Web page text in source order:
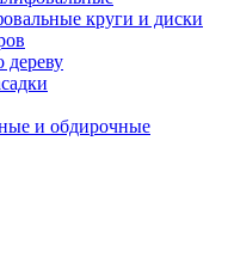
круги и диски
дереву
и обдирочные